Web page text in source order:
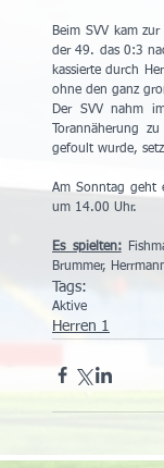
Beim SVV kam
der 49. das 0:3
kassierte durch
ohne den ganz
Der SVV nahm
Torannäherung
gefoult wurde,
Am Sonntag geht
um 14.00 Uhr.
Es spielten:
Brummer,
Tags:
Aktive
Herren 1